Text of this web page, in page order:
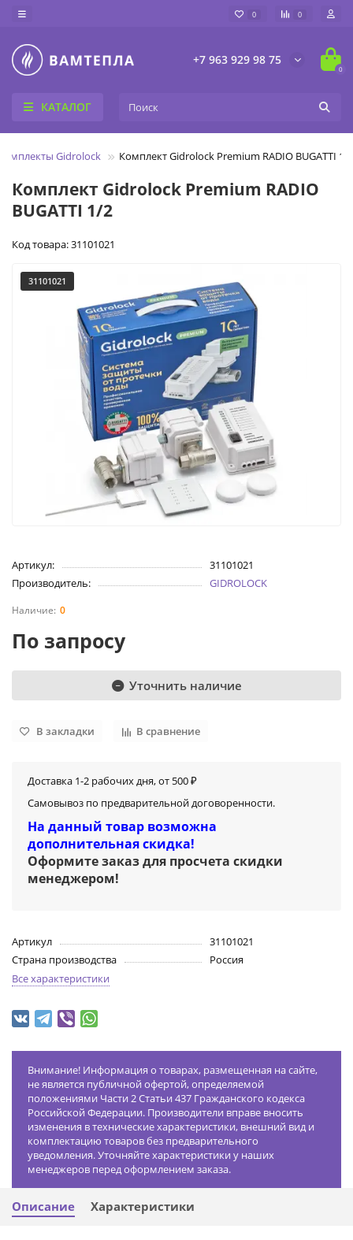
0 0
+7 963 929 98 75
0
КАТАЛОГ
Gidrolock Комплект Gidrоlock Premium RADIO BUGATTI 1/2
Комплект Gidrоlock Premium RADIO
BUGATTI 1/2
Код товара: 31101021
31101021
Артикул:
31101021
Производитель:
GIDROLOCK
0
По запросу
Уточнить наличие
В закладки В сравнение
Доставка 1-2 рабочих дня, от 500 ₽
Самовывоз по предварительной договоренности.
На данный товар возможна
дополнительная скидка!
Оформите заказ для просчета скидки
менеджером!
Артикул
31101021
Страна производства
Россия
Все характеристики
Внимание! Информация о товарах, размещенная на сайте,
не является публичной офертой, определяемой
положениями Части 2 Статьи 437 Гражданского кодекса
Российской Федерации. Производители вправе вносить
изменения в технические характеристики, внешний вид и
комплектацию товаров без предварительного
уведомления. Уточняйте характеристики у наших
менеджеров перед оформлением заказа.
Описание Характеристики